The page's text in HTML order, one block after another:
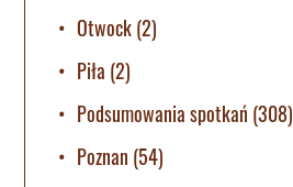
Otwock(2)
Piła (2)
Podsumowania spotkań (308)
Poznan (54)